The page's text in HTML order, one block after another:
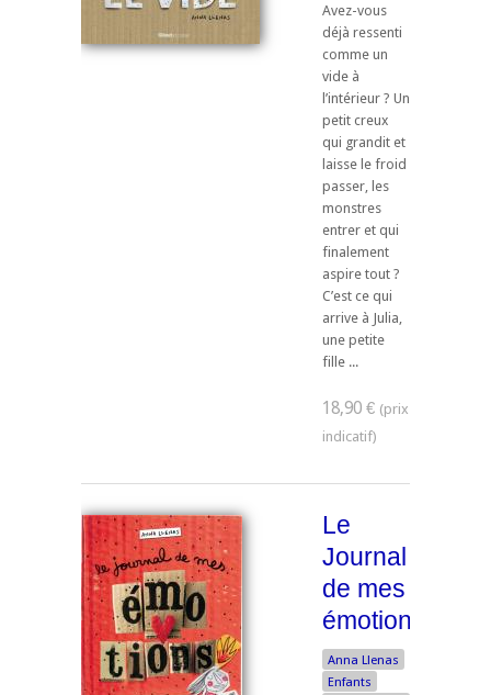
Avez-vous
déjà ressenti
comme un
vide à
l’intérieur ? Un
petit creux
qui grandit et
laisse le froid
passer, les
monstres
entrer et qui
finalement
aspire tout ?
C’est ce qui
arrive à Julia,
une petite
fille ...
18,90 €
Le
Journal
de mes
émotions
Anna Llenas
Enfants